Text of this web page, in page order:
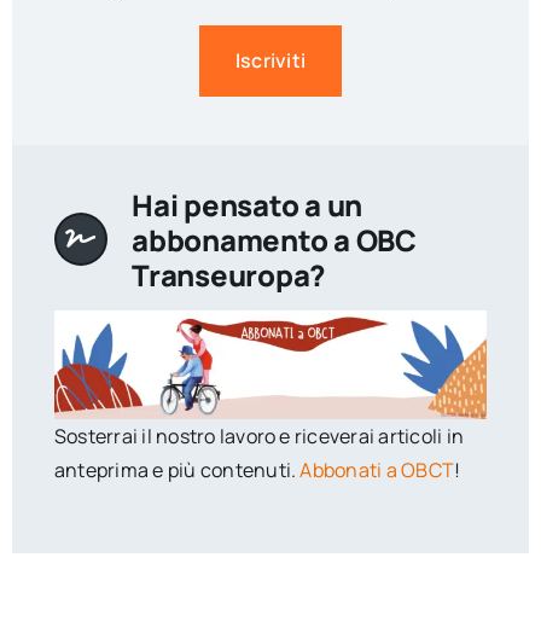
Iscriviti
Hai pensato a un
abbonamento a OBC
Transeuropa?
Sosterrai il nostro lavoro e riceverai articoli in
anteprima e più contenuti.Abbonati a OBCT!